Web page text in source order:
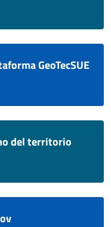
GeoTecSUE
del territorio